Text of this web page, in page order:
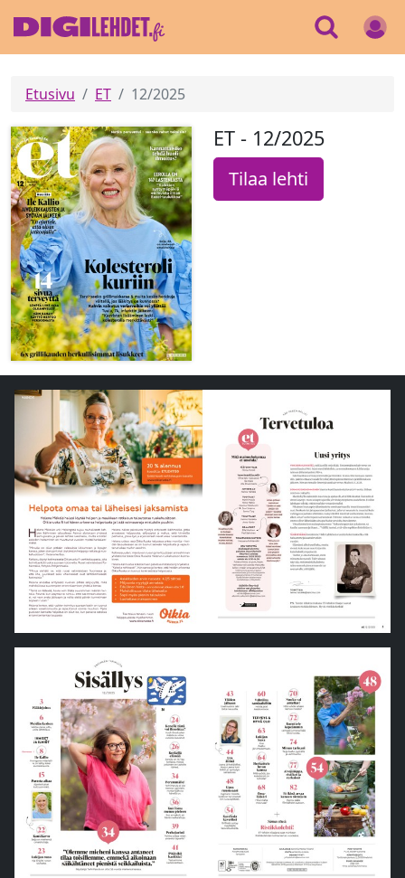
Etusivu ET 12/2025
ET - 12/2025
Tilaa lehti